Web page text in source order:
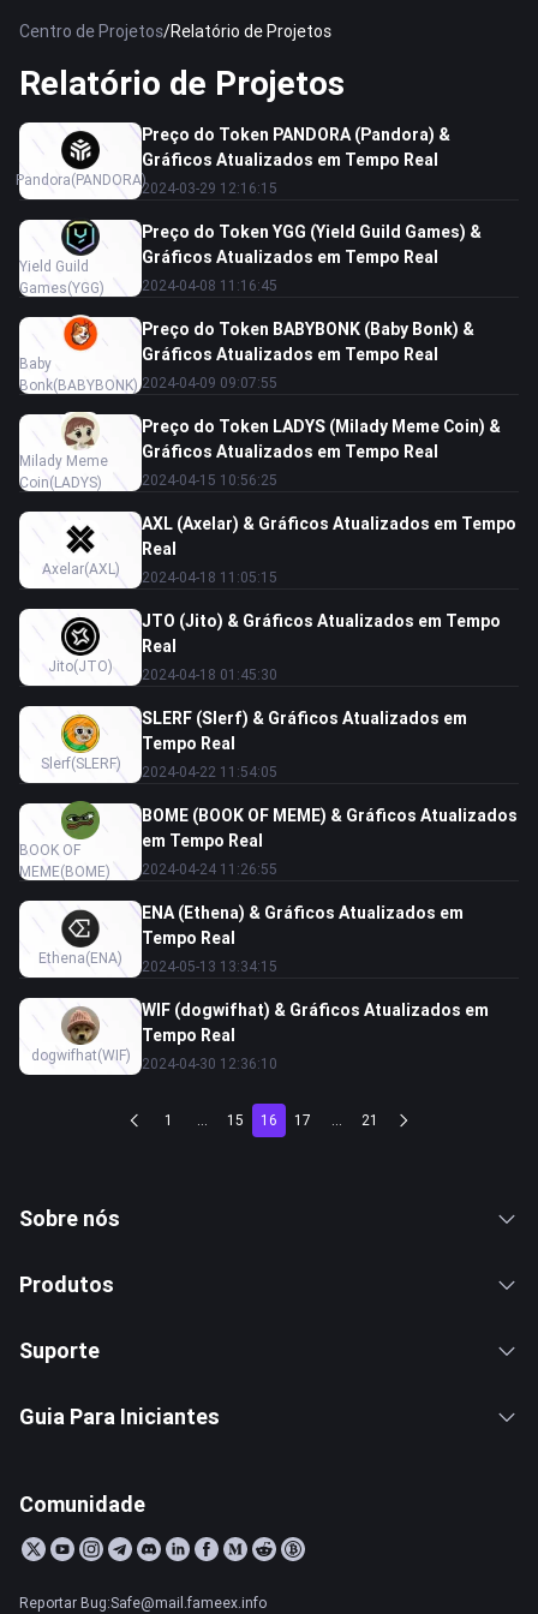
Centro de Projetos/Relatório de Projetos
Relatório de Projetos
Pandora(PANDORA)
Preço do Token PANDORA (Pandora) &
Gráficos Atualizados em Tempo Real
2024-03-29 12:16:15
Yield Guild
Games(YGG)
Preço do Token YGG (Yield Guild Games) &
Gráficos Atualizados em Tempo Real
2024-04-08 11:16:45
Baby
Bonk(BABYBONK)
Preço do Token BABYBONK (Baby Bonk) &
Gráficos Atualizados em Tempo Real
2024-04-09 09:07:55
Milady Meme
Coin(LADYS)
Preço do Token LADYS (Milady Meme Coin) &
Gráficos Atualizados em Tempo Real
2024-04-15 10:56:25
Axelar(AXL)
AXL (Axelar) & Gráficos Atualizados em Tempo
Real
2024-04-18 11:05:15
Jito(JTO)
JTO (Jito) & Gráficos Atualizados em Tempo
Real
2024-04-18 01:45:30
Slerf(SLERF)
SLERF (Slerf) & Gráficos Atualizados em
Tempo Real
2024-04-22 11:54:05
BOOK OF
MEME(BOME)
BOME (BOOK OF MEME) & Gráficos Atualizados
em Tempo Real
2024-04-24 11:26:55
Ethena(ENA)
ENA (Ethena) & Gráficos Atualizados em
Tempo Real
2024-05-13 13:34:15
dogwifhat(WIF)
WIF (dogwifhat) & Gráficos Atualizados em
Tempo Real
2024-04-30 12:36:10
1 ... 15 16 17 ... 21
Sobre nós
Produtos
Suporte
Guia Para Iniciantes
Comunidade
Reportar Bug:Safe@mail.fameex.info